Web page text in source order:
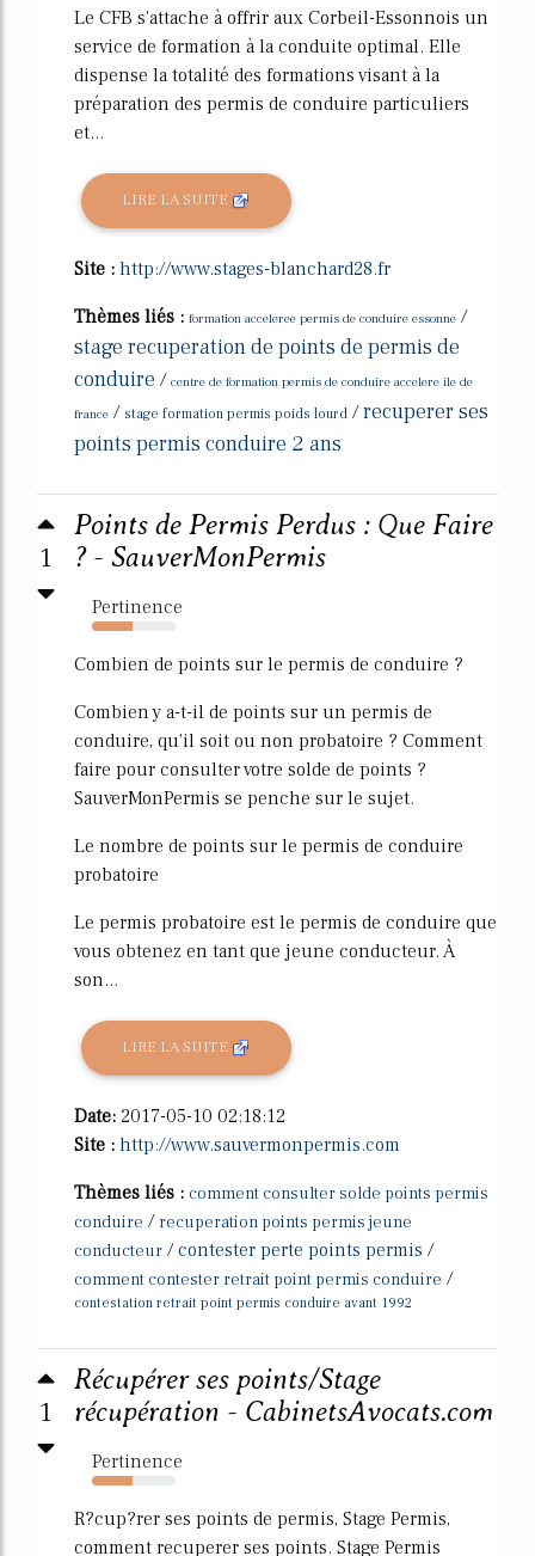
Le CFB s'attache à offrir aux Corbeil-Essonnois un
service de formation à la conduite optimal. Elle
dispense la totalité des formations visant à la
préparation des permis de conduire particuliers
et...
LIRE LA SUITE
Site : http://www.stages-blanchard28.fr
Thèmes liés : formation acceleree permis de conduire essonne /
stage recuperation de points de permis de
conduire / centre de formation permis de conduire accelere ile de
france / stage formation permis poids lourd /recuperer ses
points permis conduire 2 ans
1
Points de Permis Perdus : Que Faire
? - SauverMonPermis
Pertinence
48%
Combien de points sur le permis de conduire ?
Combien y a-t-il de points sur un permis de
conduire, qu'il soit ou non probatoire ? Comment
faire pour consulter votre solde de points ?
SauverMonPermis se penche sur le sujet.
Le nombre de points sur le permis de conduire
probatoire
Le permis probatoire est le permis de conduire que
vous obtenez en tant que jeune conducteur. À
son...
LIRE LA SUITE
Date: 2017-05-10 02:18:12
Site : http://www.sauvermonpermis.com
Thèmes liés : comment consulter solde points permis
conduire / recuperation points permis jeune
conducteur /contester perte points permis /
comment contester retrait point permis conduire /
contestation retrait point permis conduire avant 1992
1
Récupérer ses points/Stage
récupération - CabinetsAvocats.com
Pertinence
48%
R?cup?rer ses points de permis, Stage Permis,
comment recuperer ses points. Stage Permis